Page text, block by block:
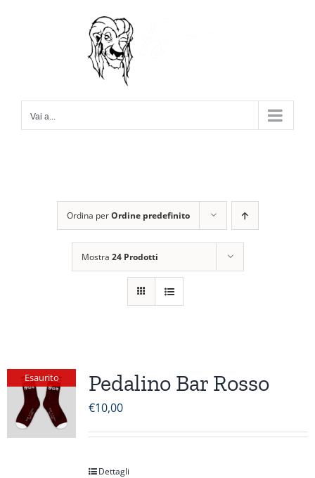
Vai a...
Ordina perOrdine predefinito
Mostra 24 Prodotti
Esaurito Pedalino Bar Rosso
€10,00
Dettagli